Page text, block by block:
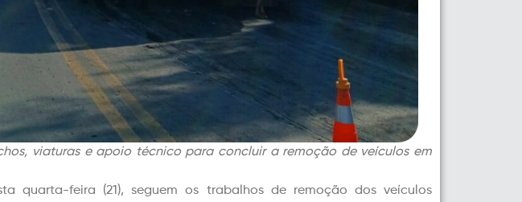
viaturas e apoio técnico para concluir a remoção de veículos em
quarta-feira (21), seguem os trabalhos de remoção dos veículos